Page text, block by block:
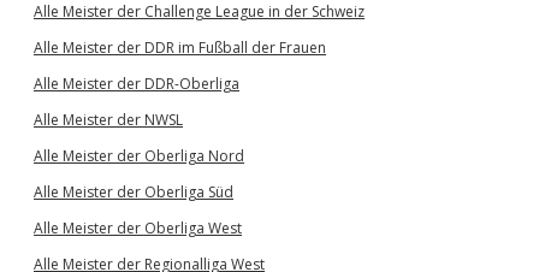
Alle Meister der Challenge League in der Schweiz
Alle Meister der DDR im Fußball der Frauen
Alle Meister der DDR-Oberliga
Alle Meister der NWSL
Alle Meister der Oberliga Nord
Alle Meister der Oberliga Süd
Alle Meister der Oberliga West
Alle Meister der Regionalliga West